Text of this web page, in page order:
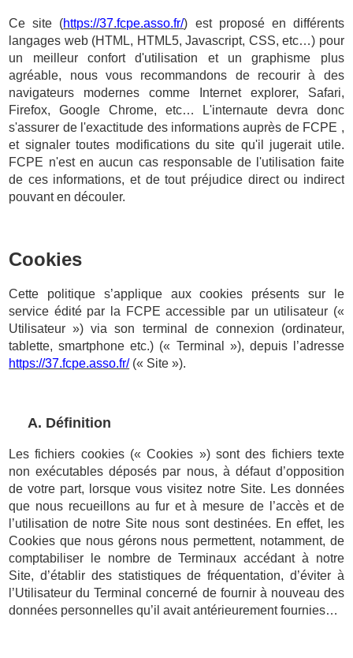
Ce site (https://37.fcpe.asso.fr/) est proposé en différents
langages web (HTML, HTML5, Javascript, CSS, etc…) pour
un meilleur confort d'utilisation et un graphisme plus
agréable, nous vous recommandons de recourir à des
navigateurs modernes comme Internet explorer, Safari,
Firefox, Google Chrome, etc… L'internaute devra donc
s'assurer de l'exactitude des informations auprès de FCPE ,
et signaler toutes modifications du site qu'il jugerait utile.
FCPE n'est en aucun cas responsable de l'utilisation faite
de ces informations, et de tout préjudice direct ou indirect
pouvant en découler.
Cookies
Cette politique s’applique aux cookies présents sur le
service édité par la FCPE accessible par un utilisateur («
Utilisateur ») via son terminal de connexion (ordinateur,
tablette, smartphone etc.) (« Terminal »), depuis l’adresse
https://37.fcpe.asso.fr/(« Site »).
A. Définition
Les fichiers cookies (« Cookies ») sont des fichiers texte
non exécutables déposés par nous, à défaut d’opposition
de votre part, lorsque vous visitez notre Site. Les données
que nous recueillons au fur et à mesure de l’accès et de
l’utilisation de notre Site nous sont destinées. En effet, les
Cookies que nous gérons nous permettent, notamment, de
comptabiliser le nombre de Terminaux accédant à notre
Site, d’établir des statistiques de fréquentation, d’éviter à
l’Utilisateur du Terminal concerné de fournir à nouveau des
données personnelles qu’il avait antérieurement fournies…